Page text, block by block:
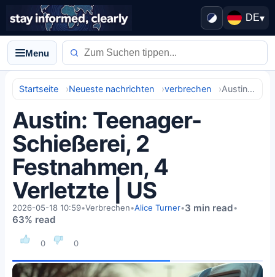
DE▾
Menu
Startseite Neueste nachrichten verbrechen Austin: Teenager-Schießerei, 2 Festnahmen, 4 Verletzte | US
Austin: Teenager-
Schießerei, 2
Festnahmen, 4
Verletzte | US
0 0
2026-05-18 10:59•Verbrechen•Alice Turner•3 min read•
63% read